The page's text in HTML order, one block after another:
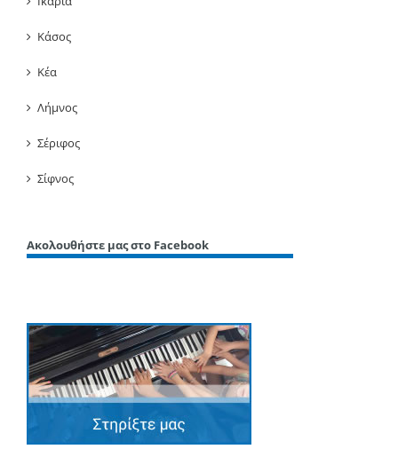
Κάσος
Κέα
Λήμνος
Σέριφος
Σίφνος
Ακολουθήστε μας στο Facebook